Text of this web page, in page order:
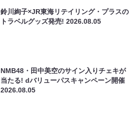
鈴川絢子×JR東海リテイリング・プラスの
トラベルグッズ発売!2026.08.05
NMB48・田中美空のサイン入りチェキが
当たる! dバリューパスキャンペーン開催
2026.08.05